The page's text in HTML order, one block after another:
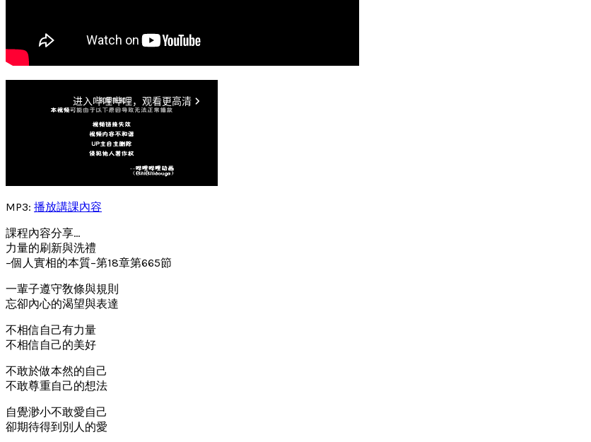
MP3: 播放講課內容
課程內容分享…
力量的刷新與洗禮
–個人實相的本質–第18章第665節
一輩子遵守敎條與規則
忘卻內心的渴望與表達
不相信自己有力量
不相信自己的美好
不敢於做本然的自己
不敢尊重自己的想法
自覺渺小不敢愛自己
卻期待得到別人的愛